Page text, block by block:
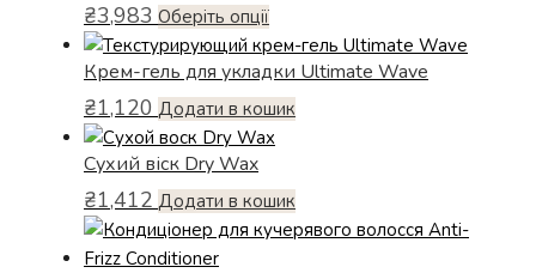
₴3,983 Оберіть опціїЦей
товар
має
кілька
варіантів.
можна
вибрати
на
Крем-гель для укладки Ultimate Wave
₴1,120 Додати в кошик
Сухий віск Dry Wax
₴1,412 Додати в кошик